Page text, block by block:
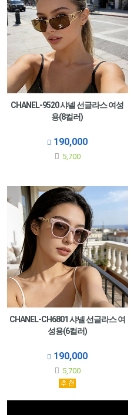
CHANEL-9520 샤넬 선글라스 여성
용(8컬러)
190,000
5,700
CHANEL-CH6801 샤넬 선글라스 여
성용(6컬러)
190,000
5,700